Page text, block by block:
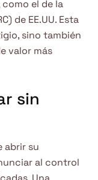
el de la
de EE.UU. Esta
sino también
valor más
sin
abrir su
al control